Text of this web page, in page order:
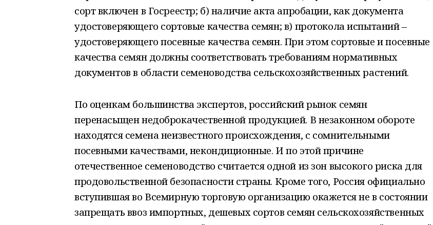
сорт включен в Госреестр; б) наличие акта апробации, как документа
удостоверяющего сортовые качества семян; в) протокола испытаний –
удостоверяющего посевные качества семян. При этом сортовые и посевные
качества семян должны соответствовать требованиям нормативных
документов в области семеноводства сельскохозяйственных растений.
По оценкам большинства экспертов, российский рынок семян
перенасыщен недоброкачественной продукцией. В незаконном обороте
находятся семена неизвестного происхождения, с сомнительными
посевными качествами, некондиционные. И по этой причине
отечественное семеноводство считается одной из зон высокого риска для
продовольственной безопасности страны. Кроме того, Россия официально
вступившая во Всемирную торговую организацию окажется не в состоянии
запрещать ввоз импортных, дешевых сортов семян сельскохозяйственных